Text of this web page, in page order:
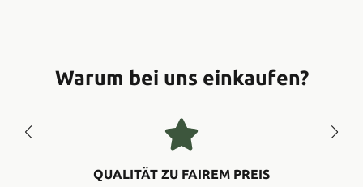
Warum bei uns einkaufen?
QUALITÄT ZU FAIREM PREIS